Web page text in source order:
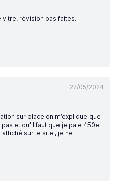
vitre. révision pas faites.
27/05/2024
sur place on m’explique que
et qu’il faut que je paie 450e
sur le site , je ne